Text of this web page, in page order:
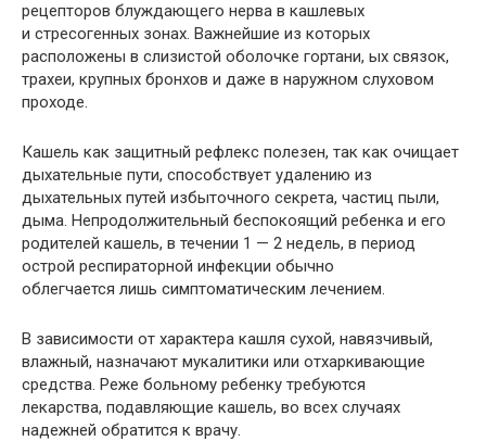
рецепторов блуждающего нерва в кашлевых
и стресогенных зонах. Важнейшие из которых
расположены в слизистой оболочке гортани, ых связок,
трахеи, крупных бронхов и даже в наружном слуховом
проходе.
Кашель как защитный рефлекс полезен, так как очищает
дыхательные пути, способствует удалению из
дыхательных путей избыточного секрета, частиц пыли,
дыма. Непродолжительный беспокоящий ребенка и его
родителей кашель, в течении 1 — 2 недель, в период
острой респираторной инфекции обычно
облегчается лишь симптоматическим лечением.
В зависимости от характера кашля сухой, навязчивый,
влажный, назначают мукалитики или отхаркивающие
средства. Реже больному ребенку требуются
лекарства, подавляющие кашель, во всех случаях
надежней обратится к врачу.